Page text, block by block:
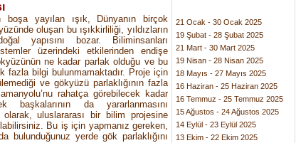
boşa yayılan ışık, Dünyanın birçok
oluşan bu ışıkkirliliği, yıldızların
yapısını bozar. Biliminsanları
üzerindeki etkilerinden endişe
ne kadar parlak olduğu ve bu
fazla bilgi bulunmamaktadır. Proje için
ve gökyüzü parlaklığının fazla
rahatça görebilecek kadar
başkalarının da yararlanmasını
uluslararası bir bilim projesine
Bu iş için yapmanız gereken,
bulunduğunuz yerde gök parlaklığını
21 Ocak - 30 Ocak 2025
19 Şubat - 28 Şubat 2025
21 Mart - 30 Mart 2025
19 Nisan - 28 Nisan 2025
18 Mayıs - 27 Mayıs 2025
16 Haziran - 25 Haziran 2025
16 Temmuz - 25 Temmuz 2025
15 Ağustos - 24 Ağustos 2025
14 Eylül - 23 Eylül 2025
13 Ekim - 22 Ekim 2025